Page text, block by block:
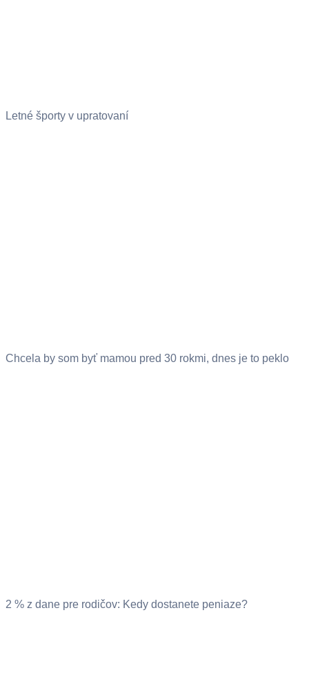
Letné športy v upratovaní
Chcela by som byť mamou pred 30 rokmi, dnes je to peklo
2 % z dane pre rodičov: Kedy dostanete peniaze?